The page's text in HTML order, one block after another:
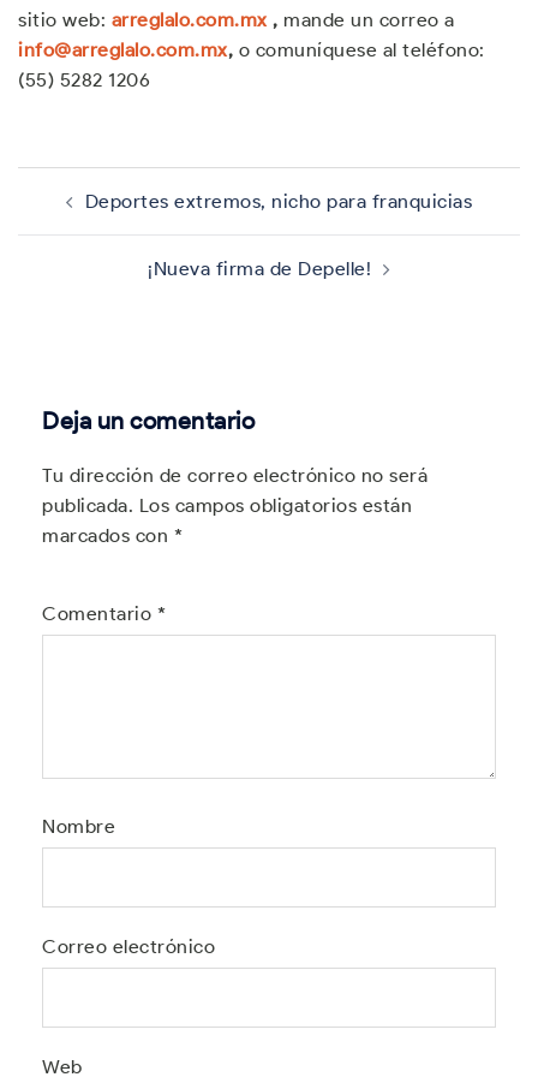
sitio web: arreglalo.com.mx , mande un correo a
info@arreglalo.com.mx, o comuníquese al teléfono:
(55) 5282 1206
Navegación
entradas
Deportes extremos, nicho para franquicias
¡Nueva firma de Depelle!
Deja un comentario
Tu dirección de correo electrónico no será
publicada. Los campos obligatorios están
marcados con *
Comentario *
Nombre
Correo electrónico
Web